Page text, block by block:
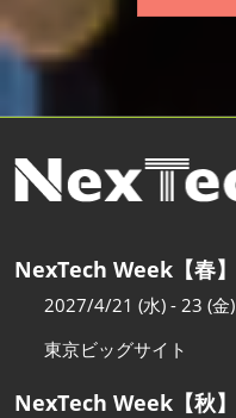
NexTech Week【春】
2027/4/21 (水) - 23 (金)
東京ビッグサイト
NexTech Week【秋】